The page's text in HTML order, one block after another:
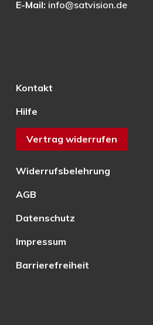
E-Mail: info@satvision.de
Kontakt
Hilfe
Vertrag widerrufen
Widerrufsbelehrung
AGB
Datenschutz
Impressum
Barrierefreiheit